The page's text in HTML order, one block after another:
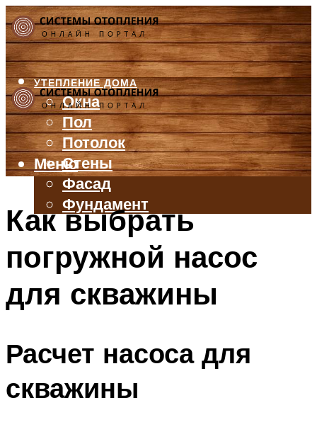
УТЕПЛЕНИЕ ДОМА
Окна
Пол
Потолок
Стены
Фасад
Фундамент
БАЛКОН И ЛОДЖИЯ
ВЕНТИЛЯЦИЯ
ТРУБЫ
Меню
Как выбрать
погружной насос
для скважины
Расчет насоса для
скважины